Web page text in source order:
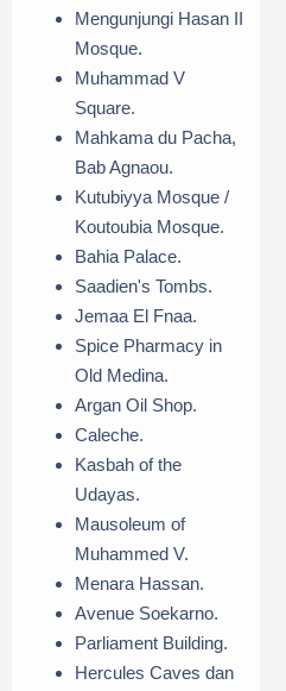
Mengunjungi Hasan II
Mosque.
Muhammad V
Square.
Mahkama du Pacha,
Bab Agnaou.
Kutubiyya Mosque /
Koutoubia Mosque.
Bahia Palace.
Saadien's Tombs.
Jemaa El Fnaa.
Spice Pharmacy in
Old Medina.
Argan Oil Shop.
Caleche.
Kasbah of the
Udayas.
Mausoleum of
Muhammed V.
Menara Hassan.
Avenue Soekarno.
Parliament Building.
Hercules Caves dan